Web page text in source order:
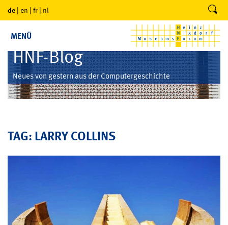
de | en | fr | nl
MENÜ
HNF-Blog
Neues von gestern aus der Computergeschichte
TAG: LARRY COLLINS